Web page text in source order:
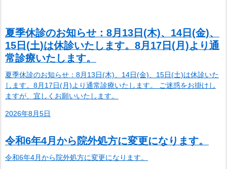
夏季休診のお知らせ：8月13日(木)、14日(金)、
15日(土)は休診いたします。8月17日(月)より通
常診療いたします。
夏季休診のお知らせ：8月13日(木)、14日(金)、15日(土)は休診いた
します。8月17日(月)より通常診療いたします。 ご迷惑をお掛けし
ますが、宜しくお願いいたします。
2026年8月5日
令和6年4月から院外処方に変更になります。
令和6年4月から院外処方に変更になります。